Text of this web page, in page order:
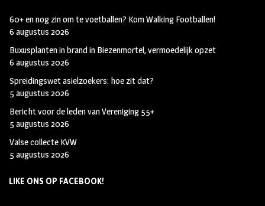
60+ en nog zin om te voetballen? Kom Walking Footballen!
6 augustus 2026
Buxusplanten in brand in Biezenmortel, vermoedelijk opzet
6 augustus 2026
Spreidingswet asielzoekers: hoe zit dat?
5 augustus 2026
Bericht voor de leden van Vereniging 55+
5 augustus 2026
Valse collecte KVW
5 augustus 2026
LIKE ONS OP FACEBOOK!